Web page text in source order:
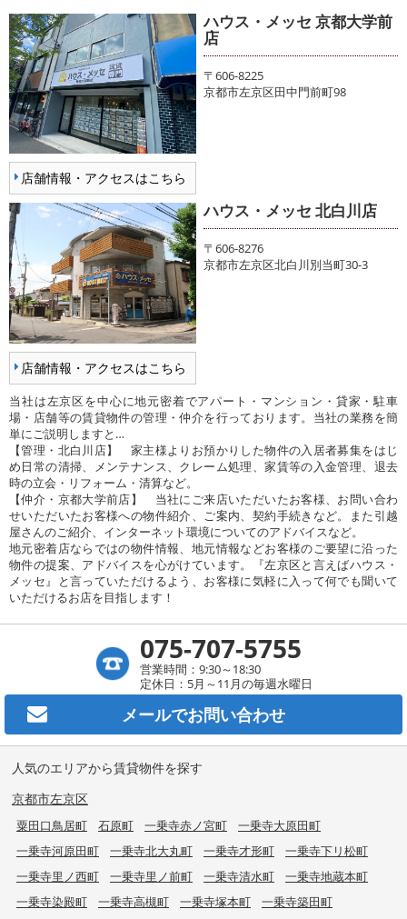
店舗情報・アクセスはこちら
ハウス・メッセ 京都大学前
店
〒606-8225
京都市左京区田中門前町98
店舗情報・アクセスはこちら
ハウス・メッセ 北白川店
〒606-8276
京都市左京区北白川別当町30-3
当社は左京区を中心に地元密着でアパート・マンション・貸家・駐車
場・店舗等の賃貸物件の管理・仲介を行っております。当社の業務を簡
単にご説明しますと…
【管理・北白川店】 家主様よりお預かりした物件の入居者募集をはじ
め日常の清掃、メンテナンス、クレーム処理、家賃等の入金管理、退去
時の立会・リフォーム・清算など。
【仲介・京都大学前店】 当社にご来店いただいたお客様、お問い合わ
せいただいたお客様への物件紹介、ご案内、契約手続きなど。また引越
屋さんのご紹介、インターネット環境についてのアドバイスなど。
地元密着店ならではの物件情報、地元情報などお客様のご要望に沿った
物件の提案、アドバイスを心がけています。『左京区と言えばハウス・
メッセ』と言っていただけるよう、お客様に気軽に入って何でも聞いて
いただけるお店を目指します！
075-707-5755
営業時間：9:30～18:30
定休日：5月～11月の毎週水曜日
メールでお問い合わせ
人気のエリアから賃貸物件を探す
京都市左京区
粟田口鳥居町 石原町 一乗寺赤ノ宮町
一乗寺大原田町
一乗寺河原田町
一乗寺北大丸町 一乗寺才形町
一乗寺下リ松町
一乗寺里ノ西町
一乗寺里ノ前町 一乗寺清水町
一乗寺地蔵本町
一乗寺染殿町
一乗寺高槻町 一乗寺塚本町
一乗寺築田町